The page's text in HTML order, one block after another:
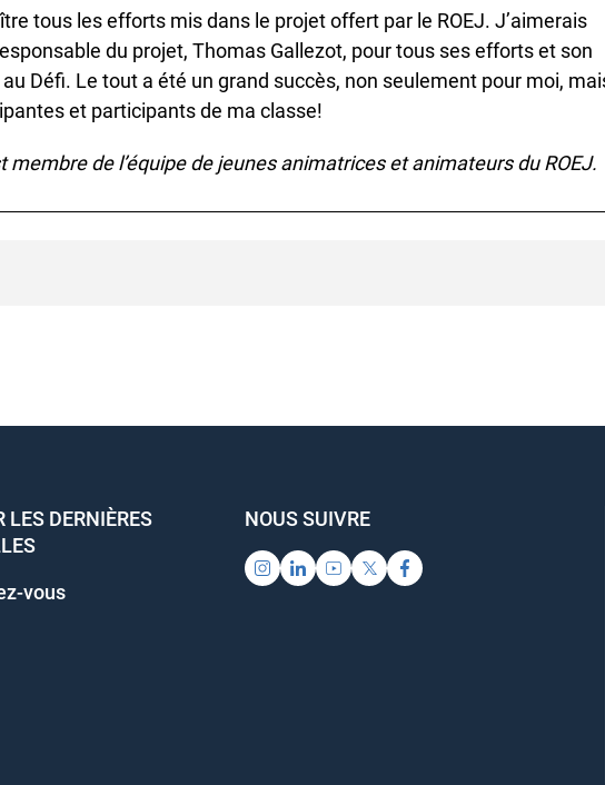
tous les efforts mis dans le projet offert par le ROEJ. J’aimerais
du projet, Thomas Gallezot, pour tous ses efforts et son
Défi. Le tout a été un grand succès, non seulement pour moi, mais
et participants de ma classe!
membre de l’équipe de jeunes animatrices et animateurs du ROEJ.
LES DERNIÈRES
vous
NOUS SUIVRE